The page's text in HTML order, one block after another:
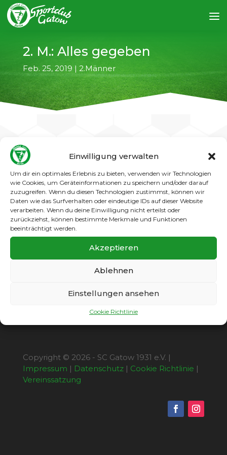
Einwilligung verwalten
Um dir ein optimales Erlebnis zu bieten, verwenden wir Technologien
wie Cookies, um Geräteinformationen zu speichern und/oder darauf
zuzugreifen. Wenn du diesen Technologien zustimmst, können wir
Daten wie das Surfverhalten oder eindeutige IDs auf dieser Website
verarbeiten. Wenn du deine Einwilligung nicht erteilst oder
zurückziehst, können bestimmte Merkmale und Funktionen
beeinträchtigt werden.
Akzeptieren
Ablehnen
Einstellungen ansehen
Cookie Richtlinie
2. M.: Alles gegeben
Feb. 25, 2019 | 2.Männer
← vorheriger Artikel nächster Artikel
Das war ein toller Auftritt unserer 2. Männer im
Spiel gegen TeBe, der aber leider nicht
belohnt wurde. Mit Leidenschaft und großem
Kampfgeist hielten die Gatower gegen den
haushohen Favoriten bis zur 87. Minute das
0:0. Dann trafen die Borussen doch noch und
legten in der Nachspielzeit ein zweites Tor
Copyright © 2026 - SC Gatow 1931 e.V. |
Impressum | Datenschutz| Cookie Richtlinie |
Vereinssatzung